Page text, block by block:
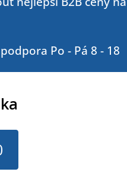
Po - Pá 8 - 18